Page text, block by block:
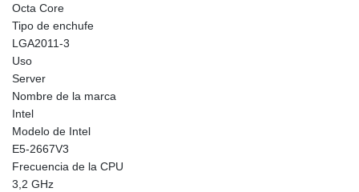
Octa Core
Tipo de enchufe
LGA2011-3
Uso
Server
Nombre de la marca
Intel
Modelo de Intel
E5-2667V3
Frecuencia de la CPU
3,2 GHz